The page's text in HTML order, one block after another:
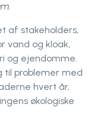
af stakeholders,
vand og kloak,
og ejendomme.
til problemer med
hvert år,
økologiske